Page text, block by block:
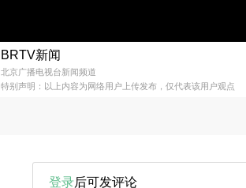
BRTV新闻
北京广播电视台新闻频道
特别声明：以上内容为网络用户上传发布，仅代表该用户观点
登录后可发评论